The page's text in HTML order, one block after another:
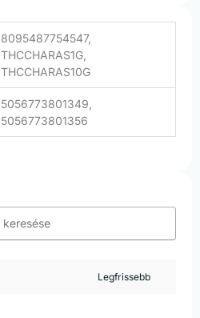
8095487754547,
THCCHARAS1G,
THCCHARAS10G
5056773801349,
5056773801356